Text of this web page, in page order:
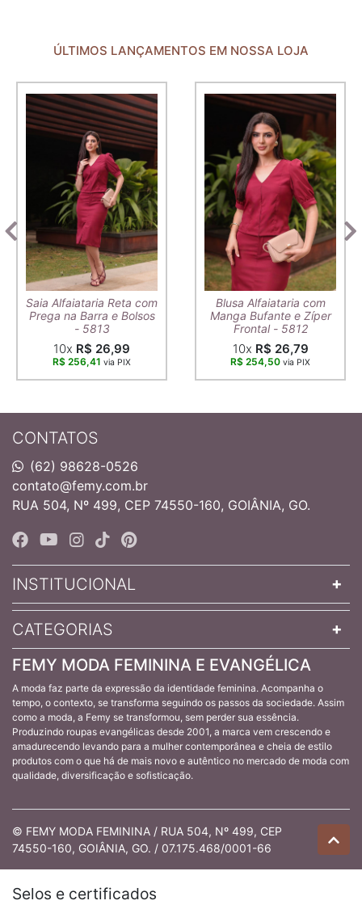
ÚLTIMOS LANÇAMENTOS EM NOSSA LOJA
Saia Alfaiataria Reta com
Prega na Barra e Bolsos
- 5813
10x R$ 26,99
R$ 256,41 via PIX
Blusa Alfaiataria com
Manga Bufante e Zíper
Frontal - 5812
10x R$ 26,79
R$ 254,50 via PIX
CONTATOS
(62) 98628-0526
contato@femy.com.br
RUA 504, Nº 499, CEP 74550-160, GOIÂNIA, GO.
INSTITUCIONAL
CATEGORIAS
FEMY MODA FEMININA E EVANGÉLICA
A moda faz parte da expressão da identidade feminina. Acompanha o
tempo, o contexto, se transforma seguindo os passos da sociedade. Assim
como a moda, a Femy se transformou, sem perder sua essência.
Produzindo roupas evangélicas desde 2001, a marca vem crescendo e
amadurecendo levando para a mulher contemporânea e cheia de estilo
produtos com o que há de mais novo e autêntico no mercado de moda com
qualidade, diversificação e sofisticação.
© FEMY MODA FEMININA / RUA 504, Nº 499, CEP
74550-160, GOIÂNIA, GO. / 07.175.468/0001-66
Selos e certificados